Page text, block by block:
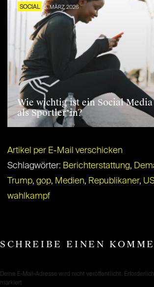
SOCIAL 5. MÄRZ 2026
Wie wichtig ist ein Social
als Sportler*in?
Artikel per E-Mail verschicken
Schlagwörter: Berichterstattung,
Trump, gop, Medien, Republikaner,
wahlkampf
SCHREIBE EINEN
Deine E-Mail-Adresse wird nicht veröffentlicht.
markiert